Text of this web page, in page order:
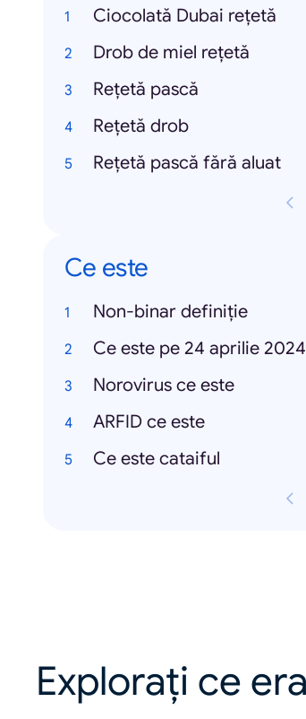
Ciocolată Dubai rețetă
Drob de miel rețetă
Rețetă pască
Rețetă drob
Rețetă pască fără aluat
Ce este
Non-binar definiție
Ce este pe 24 aprilie 2024
Norovirus ce este
ARFID ce este
Ce este cataiful
Explorați ce